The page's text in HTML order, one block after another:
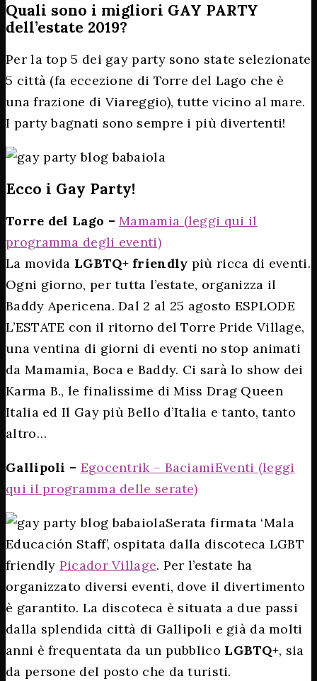
Quali sono i migliori GAY PARTY
dell’estate 2019?
Per la top 5 dei gay party sono state selezionate
5 città (fa eccezione di Torre del Lago che è
una frazione di Viareggio), tutte vicino al mare.
I party bagnati sono sempre i più divertenti!
Ecco i Gay Party!
Torre del Lago –Mamamia (leggi qui il
programma degli eventi)
La movida LGBTQ+ friendly più ricca di eventi.
Ogni giorno, per tutta l’estate, organizza il
Baddy Apericena. Dal 2 al 25 agosto ESPLODE
L’ESTATE con il ritorno del Torre Pride Village,
una ventina di giorni di eventi no stop animati
da Mamamia, Boca e Baddy. Ci sarà lo show dei
Karma B., le finalissime di Miss Drag Queen
Italia ed Il Gay più Bello d’Italia e tanto, tanto
altro…
Gallipoli – Egocentrik – BaciamiEventi (leggi
qui il programma delle serate)
Serata firmata ‘Mala
Educación Staff’, ospitata dalla discoteca LGBT
friendly Picador Village. Per l’estate ha
organizzato diversi eventi, dove il divertimento
è garantito. La discoteca è situata a due passi
dalla splendida città di Gallipoli e già da molti
anni è frequentata da un pubblico LGBTQ+, sia
da persone del posto che da turisti.